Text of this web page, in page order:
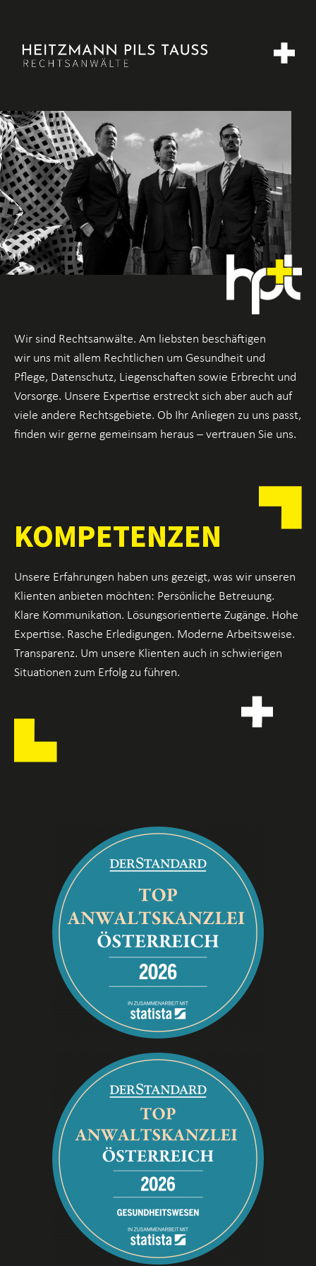
Wir sind Rechtsanwälte. Am liebsten beschäftigen
wir uns mit allem Rechtlichen um Gesundheit und
Pflege, Datenschutz, Liegenschaften sowie Erbrecht und
Vorsorge. Unsere Expertise erstreckt sich aber auch auf
viele andere Rechtsgebiete. Ob Ihr Anliegen zu uns passt,
finden wir gerne gemeinsam heraus – vertrauen Sie uns.
KOMPETENZEN
Unsere Erfahrungen haben uns gezeigt, was wir unseren
Klienten anbieten möchten: Persönliche Betreuung.
Klare Kommunikation. Lösungsorientierte Zugänge. Hohe
Expertise. Rasche Erledigungen. Moderne Arbeitsweise.
Transparenz. Um unsere Klienten auch in schwierigen
Situationen zum Erfolg zu führen.